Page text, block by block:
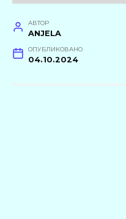
АВТОР
ANJELA
ОПУБЛИКОВАНО
04.10.2024